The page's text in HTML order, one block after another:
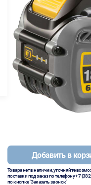
Добавить в
Товара нет в наличии, уточняйте
поставки под заказ по телефону+7
по кнопке "Заказать звонок"